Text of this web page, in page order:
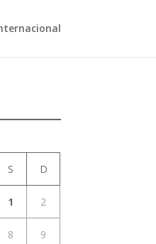
S D
1 2
8 9